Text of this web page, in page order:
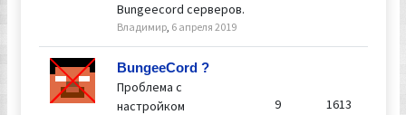
Bungeecord серверов.
Владимир, 6 апреля 2019
BungeeCord ?
Проблема с
настройком
9 1613